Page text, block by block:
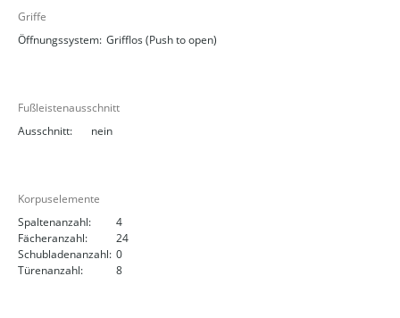
Griffe
Öffnungssystem: Grifflos (Push to open)
Fußleistenausschnitt
Ausschnitt:
nein
Korpuselemente
Spaltenanzahl:
4
Fächeranzahl:
24
Schubladenanzahl: 0
Türenanzahl:
8